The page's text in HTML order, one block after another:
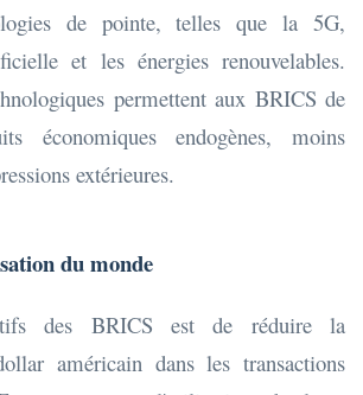
de pointe, telles que la 5G,
et les énergies renouvelables.
permettent aux BRICS de
économiques endogènes, moins
extérieures.
du monde
des BRICS est de réduire la
américain dans les transactions